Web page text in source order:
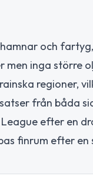
och
men inga större
regioner,
från båda
efter en
finrum efter en